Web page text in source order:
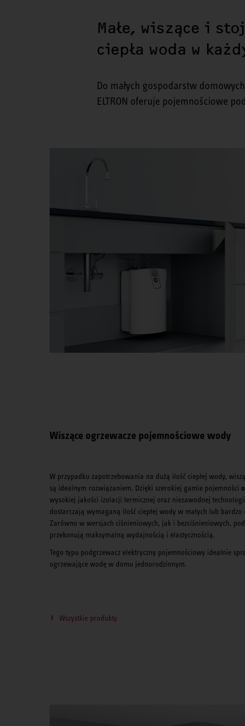
Małe, wiszące i
ciepła woda w
Do małych gospodarstw
ELTRON oferuje pojemnościowe
Wiszące ogrzewacze pojemnościowe wody
W przypadku zapotrzebowania na dużą ilość ciepłej wody,
są idealnym rozwiązaniem. Dzięki szerokiej gamie pojemności
wysokiej jakości izolacji termicznej oraz niezawodnej
dostarczają wymaganą ilość ciepłej wody w małych lub bardzo
Zarówno w wersjach ciśnieniowych, jak i bezciśnieniowych,
przekonują maksymalną wydajnością i elastycznością.
Tego typu podgrzewacz elektryczny pojemnościowy idealnie
ogrzewające wodę w domu jednorodzinnym.
Wszystkie produkty